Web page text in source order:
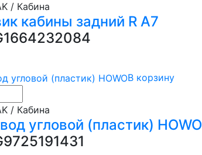
/ Кабина
кабины задний R А7
В корзину
/ Кабина
угловой (пластик) HOWO